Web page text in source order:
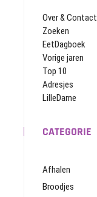
Over & Contact
Zoeken
EetDagboek
Vorige jaren
Top 10
Adresjes
LilleDame
CATEGORIE
Afhalen
Broodjes